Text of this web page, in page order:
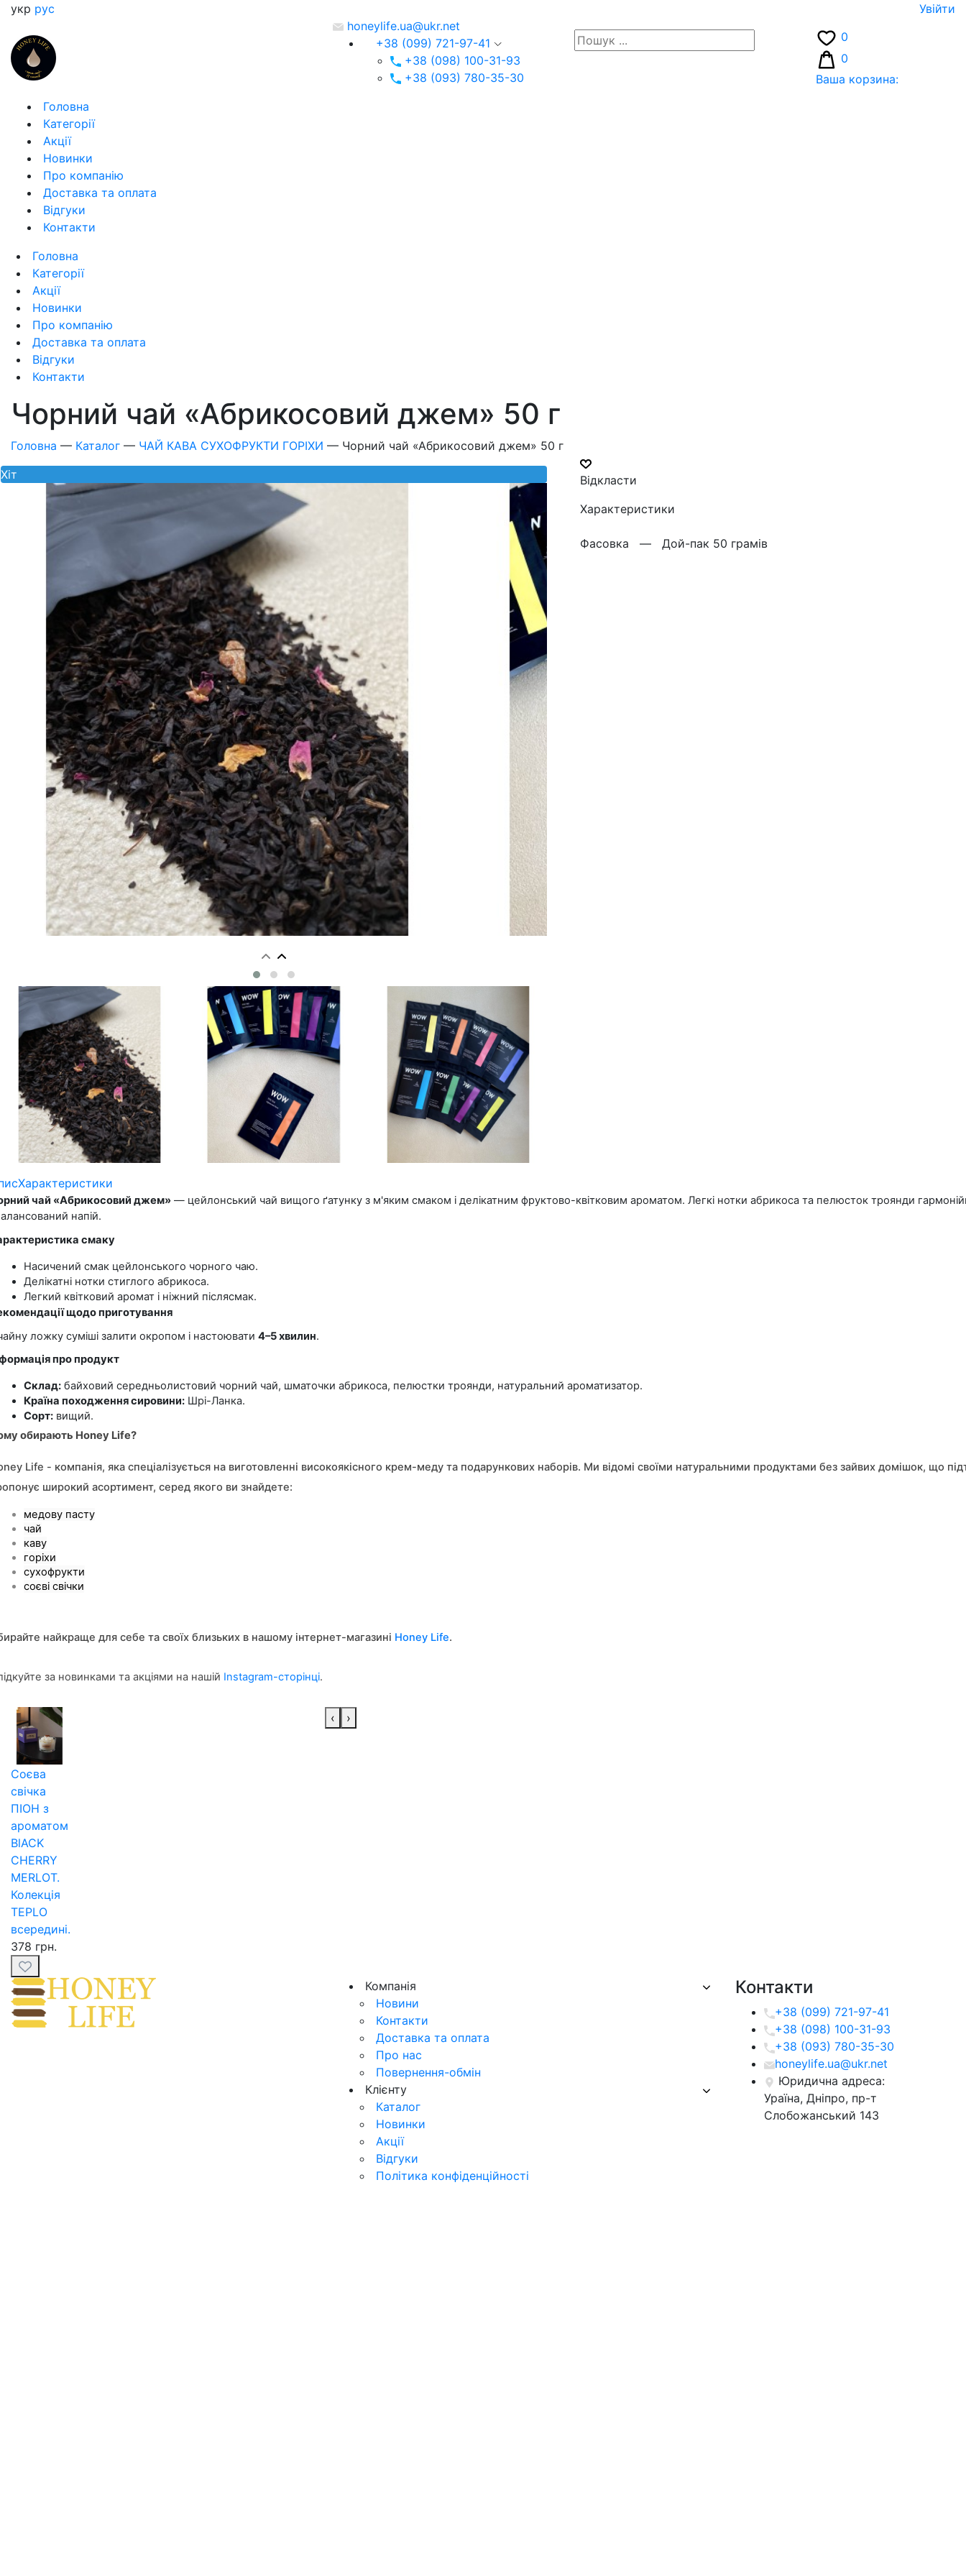
укр рус
Увiйти
honeylife.ua@ukr.net
+38 (099) 721-97-41
+38 (098) 100-31-93
+38 (093) 780-35-30
0
0
Ваша корзина:
Головна
Категорії
Акції
Новинки
Про компанію
Доставка та оплата
Відгуки
Контакти
Головна
Категорії
Акції
Новинки
Про компанію
Доставка та оплата
Відгуки
Контакти
Чорний чай «Абрикосовий джем» 50 г
Головна — Каталог — ЧАЙ КАВА СУХОФРУКТИ ГОРІХИ — Чорний чай «Абрикосовий джем» 50 г
Хiт
Відкласти
Характеристики
Фасовка — Дой-пак 50 грамів
Характеристики
чай «Абрикосовий джем» — цейлонський чай вищого ґатунку з м'яким смаком і делікатним фруктово-квітковим ароматом. Легкі нотки абрикоса та пелюсток троянди
напій.
смаку
Насичений смак цейлонського чорного чаю.
Делікатні нотки стиглого абрикоса.
Легкий квітковий аромат і ніжний післясмак.
щодо приготування
ложку суміші залити окропом і настоювати 4–5 хвилин.
про продукт
Склад: байховий середньолистовий чорний чай, шматочки абрикоса, пелюстки троянди, натуральний ароматизатор.
Країна походження сировини: Шрі-Ланка.
Сорт: вищий.
обирають Honey Life?
Life - компанія, яка спеціалізується на виготовленні високоякісного крем-меду та подарункових наборів. Ми відомі своїми натуральними продуктами без зайвих домішок, що
широкий асортимент, серед якого ви знайдете:
медову пасту
чай
каву
горіхи
сухофрукти
соєві свічки
найкраще для себе та своїх близьких в нашому інтернет-магазині Honey Life.
за новинками та акціями на нашій Instagram-сторінці.
Соєва
свічка
ПІОН з
ароматом
BlACK
CHERRY
MERLOT.
Колекція
TEPLO
всередині.
378 грн.
‹ ›
Компанія
Новини
Контакти
Доставка та оплата
Про нас
Повернення-обмін
Клієнту
Каталог
Новинки
Акції
Відгуки
Політика конфіденційності
Контакти
+38 (099) 721-97-41
+38 (098) 100-31-93
+38 (093) 780-35-30
honeylife.ua@ukr.net
Юридична адреса:
Ураїна, Дніпро, пр-т
Слобожанський 143